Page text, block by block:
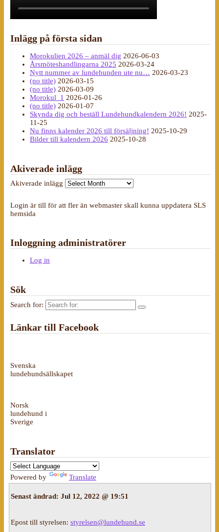
Inlägg på första sidan
Morokulien 2026 – anmäl dig 2026-06-03
Årsmöteshandlingarna 2025 2026-03-24
Nytt nummer av lundehunden ute nu… 2026-03-23
(no title) 2026-03-15
(no title) 2026-03-09
Morokul_1 2026-01-26
(no title) 2026-01-07
Skynda dig och beställ Lundehundkalendern 2026! 2025-
11-25
Nu finns kalender 2026 till försäljning! 2025-10-29
Bilder till kalendern 2026 2025-10-28
Akiverade inlägg
Akiverade inlägg
Login är till för att fler än webmaster skall kunna uppdatera SLS
hemsida
Inloggning administratörer
Log in
Sök
Search for:
Länkar till Facebook
Svenska
lundehundsällskapet
Norsk
lundehund i
Sverige
Translator
Powered by Translate
Senast ändrad: Jul 12, 2022 @ 19:51
Epost till styrelsen: styrelsen@lundehund.se